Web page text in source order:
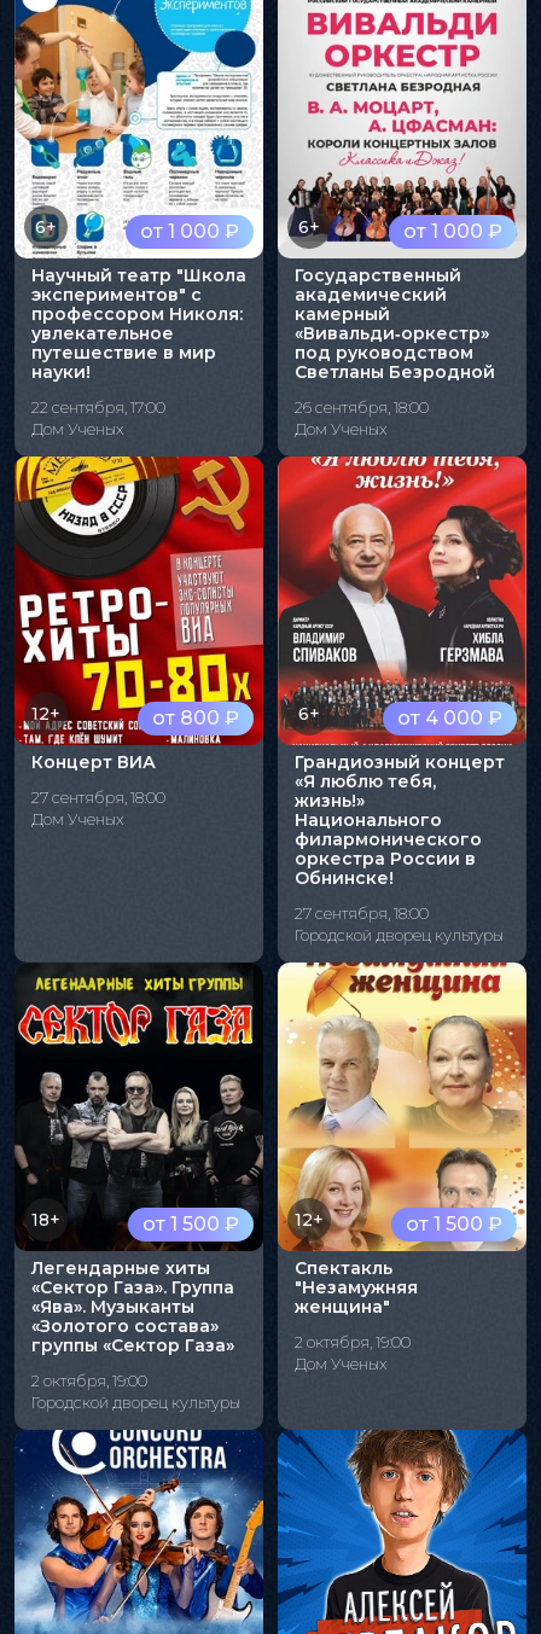
от 1 000 ₽
6+
Научный театр "Школа
экспериментов" с
профессором Николя:
увлекательное
путешествие в мир
науки!
22 сентября, 17:00
Дом Ученых
от 1 000 ₽
6+
Государственный
академический
камерный
«Вивальди‑оркестр»
под руководством
Светланы Безродной
26 сентября, 18:00
Дом Ученых
от 800 ₽
12+
Концерт ВИА
27 сентября, 18:00
Дом Ученых
от 4 000 ₽
6+
Грандиозный концерт
«Я люблю тебя,
жизнь!»
Национального
филармонического
оркестра России в
Обнинске!
27 сентября, 18:00
Городской дворец культуры
от 1 500 ₽
18+
Легендарные хиты
«Сектор Газа». Группа
«Ява». Музыканты
«Золотого состава»
группы «Сектор Газа»
2 октября, 19:00
Городской дворец культуры
от 1 500 ₽
12+
Спектакль
"Незамужняя
женщина"
2 октября, 19:00
Дом Ученых